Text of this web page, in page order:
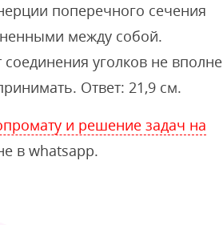
поперечного сечения
между собой.
соединения уголков не вполне
Ответ: 21,9 см.
и решение задач на
в whatsapp.